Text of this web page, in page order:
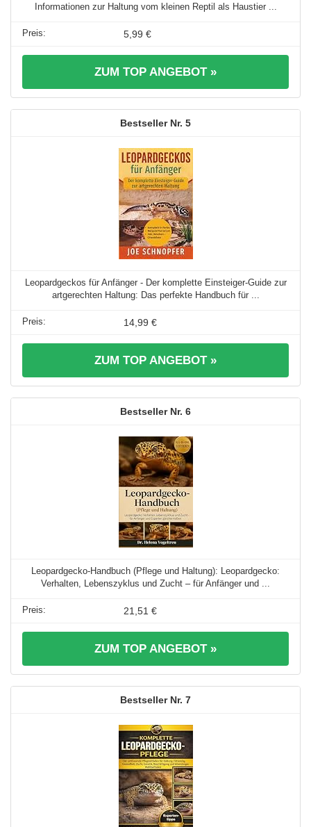
Informationen zur Haltung vom kleinen Reptil als Haustier ...
5,99 €
ZUM TOP ANGEBOT »
5
Leopardgeckos für Anfänger - Der komplette Einsteiger-Guide zur
artgerechten Haltung: Das perfekte Handbuch für ...
14,99 €
ZUM TOP ANGEBOT »
6
Leopardgecko-Handbuch (Pflege und Haltung): Leopardgecko:
Verhalten, Lebenszyklus und Zucht – für Anfänger und ...
21,51 €
ZUM TOP ANGEBOT »
7